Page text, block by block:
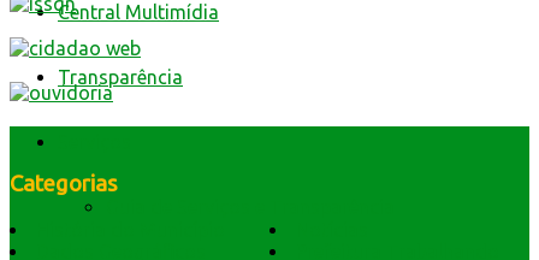
Central Multimídia
Transparência
Categorias